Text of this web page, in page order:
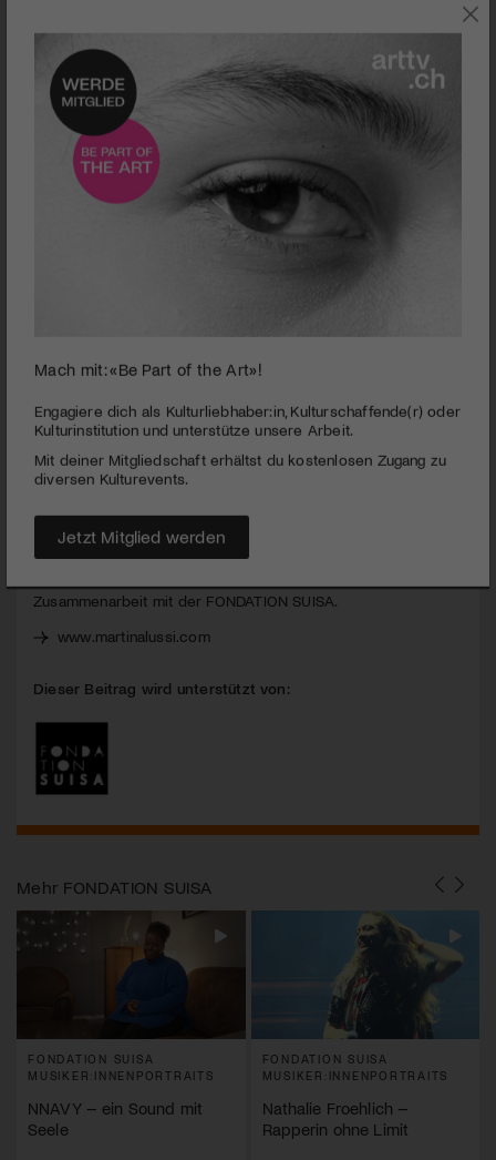
SZENE
ergänzt.
Martina Lussi
Wenn Kunst, Musik und Installation zu einem Gesamtkunstwerk
Martina Lussi|Musiker:innenportraits 2022
Zusammenarbeit mit der FONDATION SUISA.
www.martinalussi.com
Dieser Beitrag wird unterstützt von:
Mehr FONDATION SUISA
FONDATION SUISA
MUSIKER:INNENPORTRAITS
NNAVY – ein Sound mit
Seele
FONDATION SUISA
MUSIKER:INNENPORTRAITS
Nathalie Froehlich –
Rapperin ohne Limit
Mach mit: «Be Part of the Art»!
Engagiere dich als Kulturliebhaber:in, Kulturschaffende(r) oder
Kulturinstitution und unterstütze unsere Arbeit.
Mit deiner Mitgliedschaft erhältst du kostenlosen Zugang zu
diversen Kulturevents.
Jetzt Mitglied werden